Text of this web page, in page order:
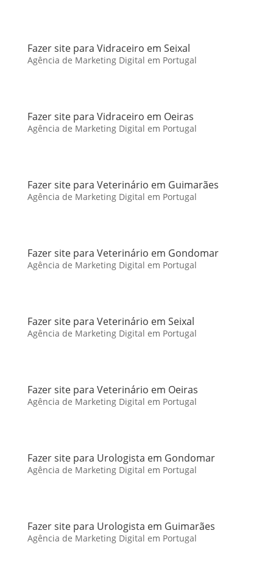
Fazer site para Vidraceiro em Seixal
Agência de Marketing Digital em Portugal
Fazer site para Vidraceiro em Oeiras
Agência de Marketing Digital em Portugal
Fazer site para Veterinário em Guimarães
Agência de Marketing Digital em Portugal
Fazer site para Veterinário em Gondomar
Agência de Marketing Digital em Portugal
Fazer site para Veterinário em Seixal
Agência de Marketing Digital em Portugal
Fazer site para Veterinário em Oeiras
Agência de Marketing Digital em Portugal
Fazer site para Urologista em Gondomar
Agência de Marketing Digital em Portugal
Fazer site para Urologista em Guimarães
Agência de Marketing Digital em Portugal